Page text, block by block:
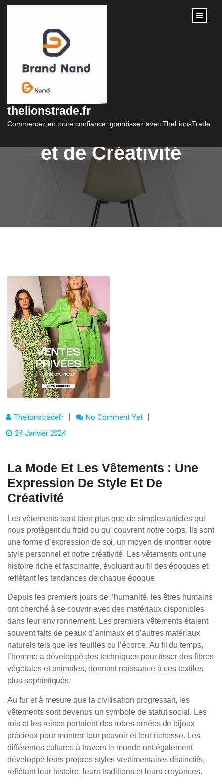
content
thelionstrade.fr
Commercez en toute confiance, grandissez avec TheLionsTrade
Vêtements : Une
Expression de Style
et de Créativité
Thelionstradefr
No Comment Yet
24 Janvier 2024
La Mode Et Les Vêtements : Une
Expression De Style Et De
Créativité
Les vêtements sont bien plus que de simples articles qui
nous protègent du froid ou qui couvrent notre corps. Ils sont
une forme d’expression de soi, un moyen de montrer notre
style personnel et notre créativité. Les vêtements ont une
histoire riche et fascinante, évoluant au fil des époques et
reflétant les tendances de chaque époque.
Depuis les premiers jours de l’humanité, les êtres humains
ont cherché à se couvrir avec des matériaux disponibles
dans leur environnement. Les premiers vêtements étaient
souvent faits de peaux d’animaux et d’autres matériaux
naturels tels que les feuilles ou l’écorce. Au fil du temps,
l’homme a développé des techniques pour tisser des fibres
végétales et animales, donnant naissance à des textiles
plus sophistiqués.
Au fur et à mesure que la civilisation progressait, les
vêtements sont devenus un symbole de statut social. Les
rois et les reines portaient des robes ornées de bijoux
précieux pour montrer leur pouvoir et leur richesse. Les
différentes cultures à travers le monde ont également
développé leurs propres styles vestimentaires distinctifs,
reflétant leur histoire, leurs traditions et leurs croyances.